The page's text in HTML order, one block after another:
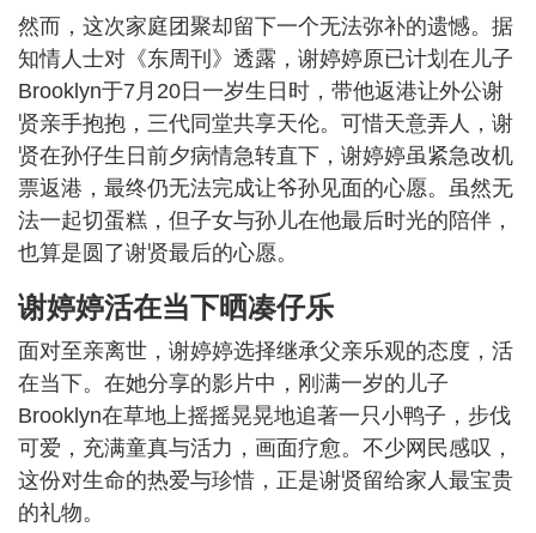
然而，这次家庭团聚却留下一个无法弥补的遗憾。据
知情人士对《东周刊》透露，谢婷婷原已计划在儿子
Brooklyn于7月20日一岁生日时，带他返港让外公谢
贤亲手抱抱，三代同堂共享天伦。可惜天意弄人，谢
贤在孙仔生日前夕病情急转直下，谢婷婷虽紧急改机
票返港，最终仍无法完成让爷孙见面的心愿。虽然无
法一起切蛋糕，但子女与孙儿在他最后时光的陪伴，
也算是圆了谢贤最后的心愿。
谢婷婷活在当下晒凑仔乐
面对至亲离世，谢婷婷选择继承父亲乐观的态度，活
在当下。在她分享的影片中，刚满一岁的儿子
Brooklyn在草地上摇摇晃晃地追著一只小鸭子，步伐
可爱，充满童真与活力，画面疗愈。不少网民感叹，
这份对生命的热爱与珍惜，正是谢贤留给家人最宝贵
的礼物。